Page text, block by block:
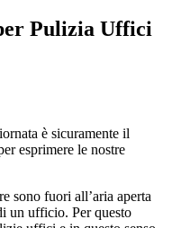
Pulizia Uffici
è sicuramente il
esprimere le nostre
sono fuori all’aria aperta
un ufficio. Per questo